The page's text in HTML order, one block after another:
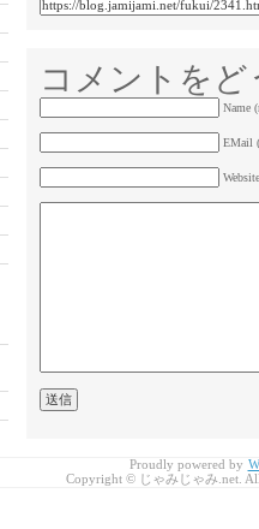
コメントをど
Name
EMail
Proudly powered by
Copyright © じゃみじゃみ.net.